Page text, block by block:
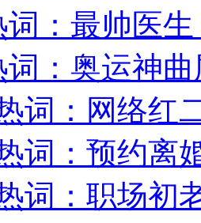
痛下狠手拳打脚踢
回应
霸凌主义
片面不公正
词：最帅医
词：奥运神
词：网络红
词：预约离
词：职场初